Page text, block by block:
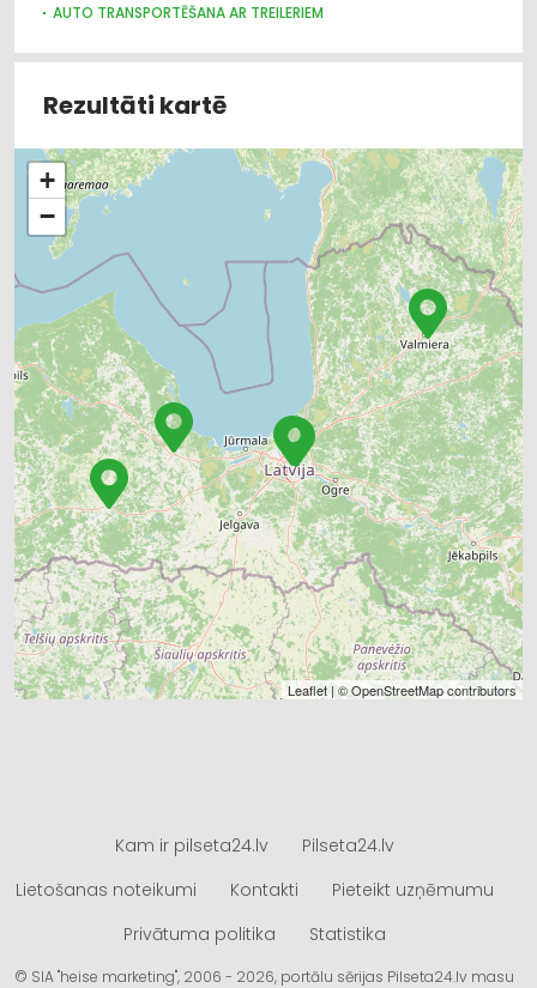
AUTO TRANSPORTĒŠANA AR TREILERIEM
Rezultāti kartē
+
−
Leaflet | ©OpenStreetMapcontributors
Kam ir pilseta24.lv
Pilseta24.lv
Lietošanas noteikumi
Kontakti
Pieteikt uzņēmumu
Privātuma politika
Statistika
© SIA "heise marketing", 2006 - 2026, portālu sērijas Pilseta24.lv masu